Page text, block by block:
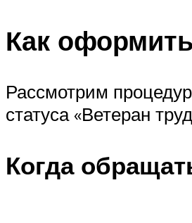
Как оформить
Рассмотрим
статуса «Ветеран
Когда